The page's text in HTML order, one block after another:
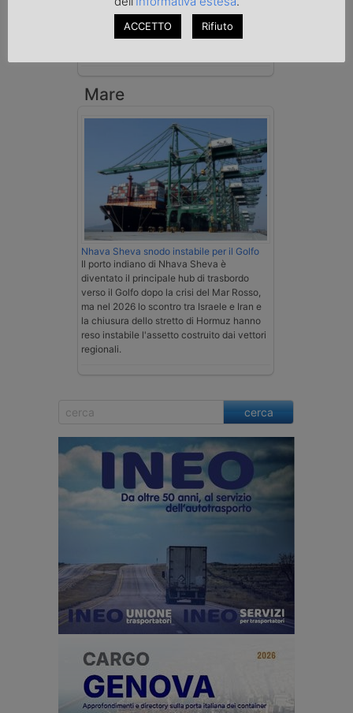
spedizioniere-vettore
Esenzione Iva nei trasporti internazionali
Mare
Nhava Sheva snodo instabile per il Golfo
Il porto indiano di Nhava Sheva è
diventato il principale hub di trasbordo
verso il Golfo dopo la crisi del Mar Rosso,
ma nel 2026 lo scontro tra Israele e Iran e
la chiusura dello stretto di Hormuz hanno
reso instabile l'assetto costruito dai vettori
regionali.
cerca
ACCETTO Rifiuto